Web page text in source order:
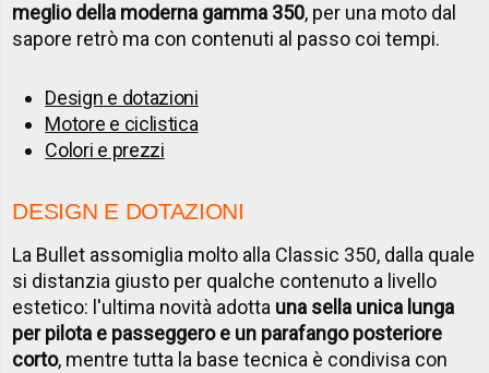
meglio della moderna gamma 350, per una moto dal
sapore retrò ma con contenuti al passo coi tempi.
Design e dotazioni
Motore e ciclistica
Colori e prezzi
DESIGN E DOTAZIONI
La Bullet assomiglia molto alla Classic 350, dalla quale
si distanzia giusto per qualche contenuto a livello
estetico: l'ultima novità adotta una sella unica lunga
per pilota e passeggero e un parafango posteriore
corto, mentre tutta la base tecnica è condivisa con